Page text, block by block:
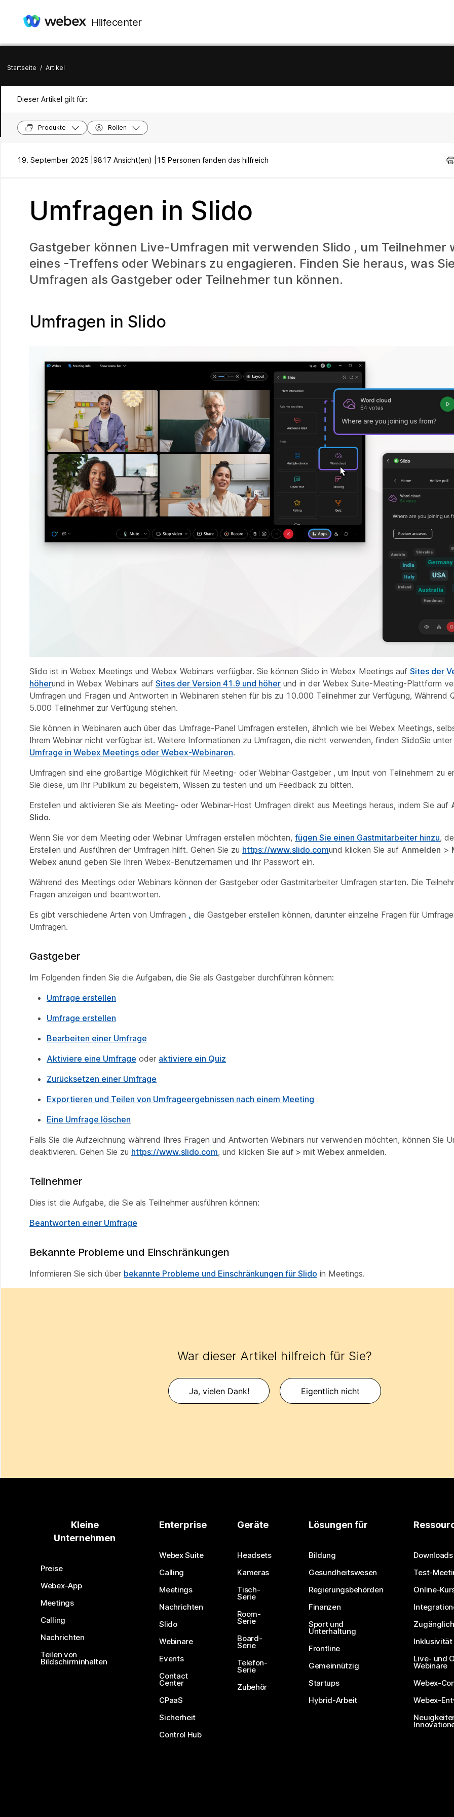
Hilfecenter
Startseite / Artikel
Dieser Artikel gilt für:
Produkte Rollen
19. September 2025 | 9817 Ansicht(en) | 15 Personen fanden das hilfreich
Umfragen in Slido
Gastgeber können Live-Umfragen mit verwenden Slido , um Teilnehmer
eines -Treffens oder Webinars zu engagieren. Finden Sie heraus, was
Umfragen als Gastgeber oder Teilnehmer tun können.
Umfragen in Slido
Slido ist in Webex Meetings und Webex Webinars verfügbar. Sie können Slido in Webex Meetings auf Sites der
höherund in Webex Webinars auf Sites der Version 41.9 und höher und in der Webex Suite-Meeting-Plattform
Umfragen und Fragen und Antworten in Webinaren stehen für bis zu 10.000 Teilnehmer zur Verfügung, Während
5.000 Teilnehmer zur Verfügung stehen.
Sie können in Webinaren auch über das Umfrage-Panel Umfragen erstellen, ähnlich wie bei Webex Meetings,
Ihrem Webinar nicht verfügbar ist. Weitere Informationen zu Umfragen, die nicht verwenden, finden SlidoSie unter
Umfrage in Webex Meetings oder Webex-Webinaren.
Umfragen sind eine großartige Möglichkeit für Meeting- oder Webinar-Gastgeber , um Input von Teilnehmern zu
Sie diese, um Ihr Publikum zu begeistern, Wissen zu testen und um Feedback zu bitten.
Erstellen und aktivieren Sie als Meeting- oder Webinar-Host Umfragen direkt aus Meetings heraus, indem Sie auf
Slido.
Wenn Sie vor dem Meeting oder Webinar Umfragen erstellen möchten, fügen Sie einen Gastmitarbeiter hinzu,
Erstellen und Ausführen der Umfragen hilft. Gehen Sie zu https://www.slido.comund klicken Sie auf Anmelden >
Webex anund geben Sie Ihren Webex-Benutzernamen und Ihr Passwort ein.
Während des Meetings oder Webinars können der Gastgeber oder Gastmitarbeiter Umfragen starten. Die
Fragen anzeigen und beantworten.
Es gibt verschiedene Arten von Umfragen , die Gastgeber erstellen können, darunter einzelne Fragen für
Umfragen.
Gastgeber
Im Folgenden finden Sie die Aufgaben, die Sie als Gastgeber durchführen können:
Umfrage erstellen
Umfrage erstellen
Bearbeiten einer Umfrage
Aktiviere eine Umfrage oder aktiviere ein Quiz
Zurücksetzen einer Umfrage
Exportieren und Teilen von Umfrageergebnissen nach einem Meeting
Eine Umfrage löschen
Falls Sie die Aufzeichnung während Ihres Fragen und Antworten Webinars nur verwenden möchten, können Sie
deaktivieren. Gehen Sie zu https://www.slido.com, und klicken Sie auf > mit Webex anmelden.
Teilnehmer
Dies ist die Aufgabe, die Sie als Teilnehmer ausführen können:
Beantworten einer Umfrage
Bekannte Probleme und Einschränkungen
Informieren Sie sich über bekannte Probleme und Einschränkungen für Slido in Meetings.
War dieser Artikel hilfreich für Sie?
Ja, vielen Dank! Eigentlich nicht
Kleine
Unternehmen
Preise
Webex-App
Meetings
Calling
Nachrichten
Teilen von
Bildschirminhalten
Enterprise
Webex Suite
Calling
Meetings
Nachrichten
Slido
Webinare
Events
Contact
Center
CPaaS
Sicherheit
Control Hub
Geräte
Headsets
Kameras
Tisch-
Serie
Room-
Serie
Board-
Serie
Telefon-
Serie
Zubehör
Lösungen für
Bildung
Gesundheitswesen
Regierungsbehörden
Finanzen
Sport und
Unterhaltung
Frontline
Gemeinnützig
Startups
Hybrid-Arbeit
Downloads
Test-
Online-
Inklusivität
Live- und
Webinare
Webex-
Webex-